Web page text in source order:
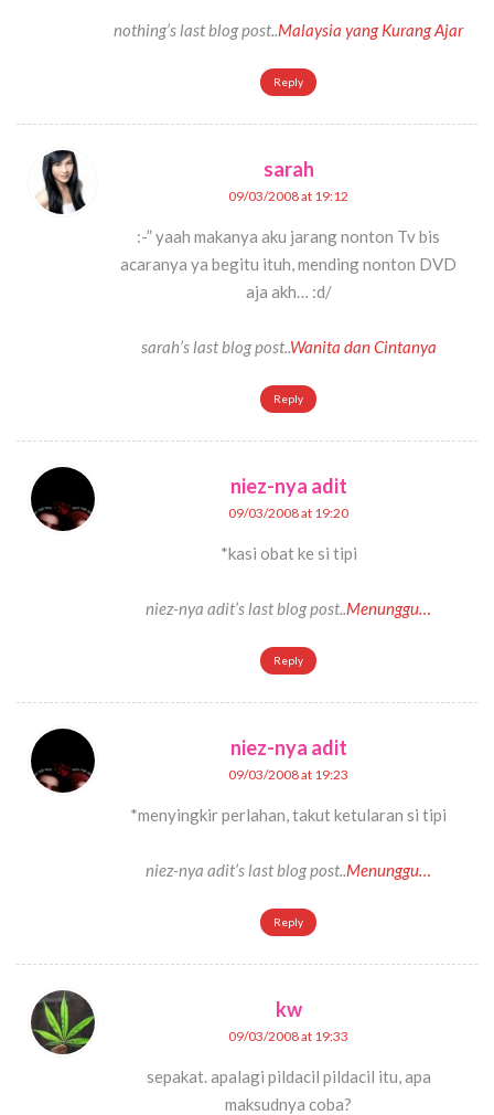
nothing’s last blog post..Malaysia yang Kurang Ajar
Reply
sarah
09/03/2008 at 19:12
:-” yaah makanya aku jarang nonton Tv bis
acaranya ya begitu ituh, mending nonton DVD
aja akh… :d/
sarah’s last blog post..Wanita dan Cintanya
Reply
niez-nya adit
09/03/2008 at 19:20
*kasi obat ke si tipi
niez-nya adit’s last blog post..Menunggu…
Reply
niez-nya adit
09/03/2008 at 19:23
*menyingkir perlahan, takut ketularan si tipi
niez-nya adit’s last blog post..Menunggu…
Reply
kw
09/03/2008 at 19:33
sepakat. apalagi pildacil pildacil itu, apa
maksudnya coba?